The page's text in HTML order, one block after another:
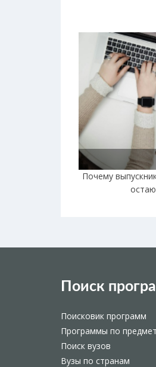
Почему
Поиск
Поисковик программ
Программы по
Поиск вузов
Вузы по странам